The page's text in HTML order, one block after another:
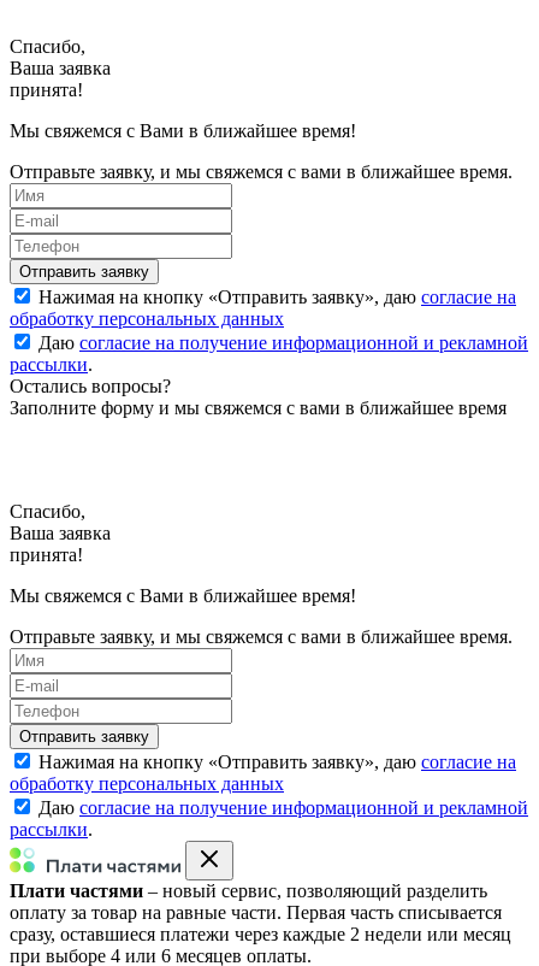
Спасибо,
Ваша заявка
принята!
Мы свяжемся с Вами в ближайшее время!
Отправьте заявку, и мы свяжемся с вами в ближайшее время.
Нажимая на кнопку «Отправить заявку», даю согласие на
обработку персональных данных
Даю согласие на получение информационной и рекламной
рассылки.
Остались вопросы?
Заполните форму и мы свяжемся с вами в ближайшее время
Спасибо,
Ваша заявка
принята!
Мы свяжемся с Вами в ближайшее время!
Отправьте заявку, и мы свяжемся с вами в ближайшее время.
Нажимая на кнопку «Отправить заявку», даю согласие на
обработку персональных данных
Даю согласие на получение информационной и рекламной
рассылки.
Плати частями – новый сервис, позволяющий разделить
оплату за товар на равные части. Первая часть списывается
сразу, оставшиеся платежи через каждые 2 недели или месяц
при выборе 4 или 6 месяцев оплаты.